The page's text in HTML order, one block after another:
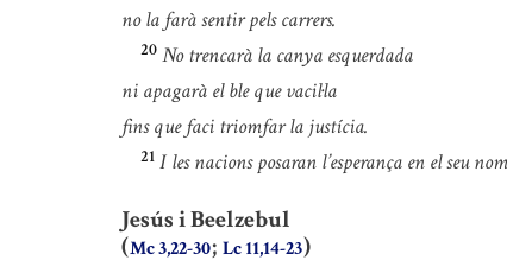
no la farà sentir pels carrers.
20 No trencarà la canya esquerdada
ni apagarà el ble que vacil·la
fins que faci triomfar la justícia.
21 I les nacions posaran l’esperança en el seu
Jesús i Beelzebul
(Mc 3,22-30; Lc 11,14-23)